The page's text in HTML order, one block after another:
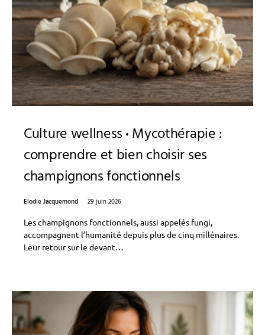
Culture wellness Mycothérapie :
comprendre et bien choisir ses
champignons fonctionnels
Elodie Jacquemond
29 juin 2026
Les champignons fonctionnels, aussi appelés fungi,
accompagnent l’humanité depuis plus de cinq millénaires.
Leur retour sur le devant…